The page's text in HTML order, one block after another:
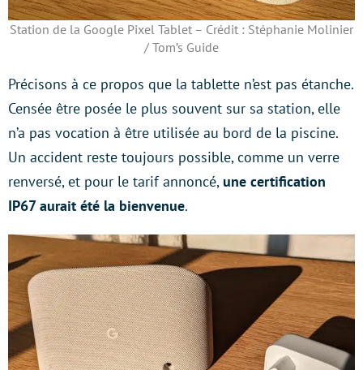
Station de la Google Pixel Tablet – Crédit : Stéphanie Molinier
/ Tom’s Guide
Précisons à ce propos que la tablette n’est pas étanche.
Censée être posée le plus souvent sur sa station, elle
n’a pas vocation à être utilisée au bord de la piscine.
Un accident reste toujours possible, comme un verre
renversé, et pour le tarif annoncé, une certification
IP67 aurait été la bienvenue.